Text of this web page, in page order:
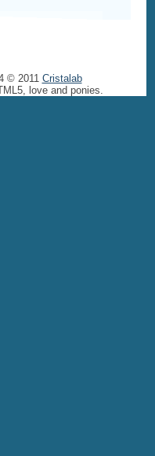
© 2011 Cristalab
love and ponies.